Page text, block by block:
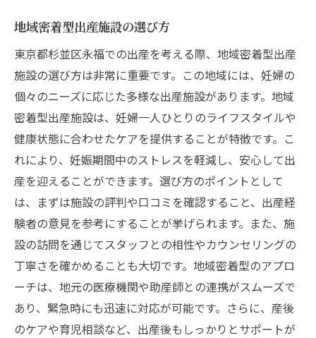
地域密着型出産施設の選び方
東京都杉並区永福での出産を考える際、地域密着型出産
施設の選び方は非常に重要です。この地域には、妊婦の
個々のニーズに応じた多様な出産施設があります。地域
密着型出産施設は、妊婦一人ひとりのライフスタイルや
健康状態に合わせたケアを提供することが特徴です。こ
れにより、妊娠期間中のストレスを軽減し、安心して出
産を迎えることができます。選び方のポイントとして
は、まずは施設の評判や口コミを確認すること、出産経
験者の意見を参考にすることが挙げられます。また、施
設の訪問を通じてスタッフとの相性やカウンセリングの
丁寧さを確かめることも大切です。地域密着型のアプロ
ーチは、地元の医療機関や助産師との連携がスムーズで
あり、緊急時にも迅速に対応が可能です。さらに、産後
のケアや育児相談など、出産後もしっかりとサポートが